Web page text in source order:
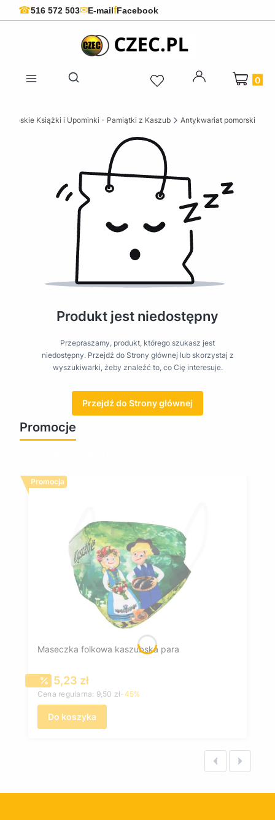
☎516 572 503✉E-mailfFacebook
Otwórz wyszukiwarkę
Produkty
Książki i Upominki - Pamiątki z Kaszub Antykwariat pomorski
Produkt jest niedostępny
Przepraszamy, produkt, którego szukasz jest
niedostępny. Przejdź do Strony głównej lub skorzystaj z
wyszukiwarki, żeby znaleźć to, co Cię interesuje.
Przejdź do Strony głównej
Promocje
Promocja
Maseczka folkowa kaszubska para
Cena promocyjna
5,23 zł
Cena regularna: 9,50 zł-45%
Do koszyka